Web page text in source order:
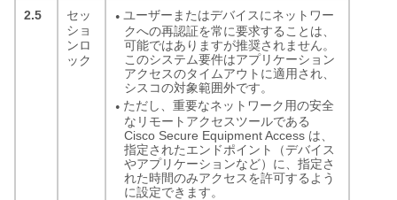
2.5
セッ
ショ
ンロ
ック
● ユーザーまたはデバイスにネットワー
クへの再認証を常に要求することは、
可能ではありますが推奨されません。
このシステム要件はアプリケーション
アクセスのタイムアウトに適用され、
シスコの対象範囲外です。
● ただし、重要なネットワーク用の安全
なリモートアクセスツールである
Cisco Secure Equipment Access は、
指定されたエンドポイント（デバイス
やアプリケーションなど）に、指定さ
れた時間のみアクセスを許可するよう
に設定できます。